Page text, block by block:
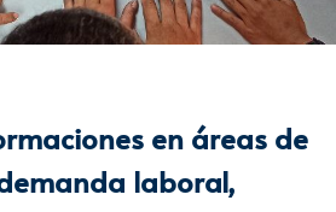
en áreas de
laboral,